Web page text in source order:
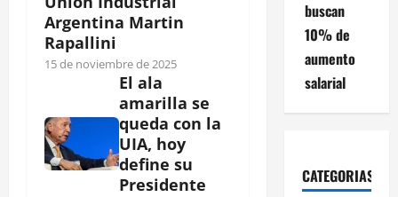
Argentina Martin
Rapallini
15 de noviembre de 2025
El ala
amarilla se
queda con la
UIA, hoy
define su
Presidente
buscan
10% de
aumento
salarial
CATEGORIAS